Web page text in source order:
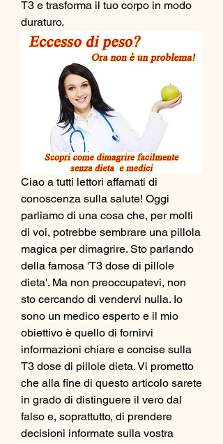
T3 e trasforma il tuo corpo in modo
duraturo.
Ciao a tutti lettori affamati di
conoscenza sulla salute! Oggi
parliamo di una cosa che, per molti
di voi, potrebbe sembrare una pillola
magica per dimagrire. Sto parlando
della famosa 'T3 dose di pillole
dieta'. Ma non preoccupatevi, non
sto cercando di vendervi nulla. Io
sono un medico esperto e il mio
obiettivo è quello di fornirvi
informazioni chiare e concise sulla
T3 dose di pillole dieta. Vi prometto
che alla fine di questo articolo sarete
in grado di distinguere il vero dal
falso e, soprattutto, di prendere
decisioni informate sulla vostra